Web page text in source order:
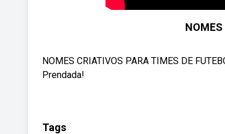
NOMES
NOMES CRIATIVOS PARA TIMES DE
Prendada!
Tags